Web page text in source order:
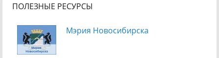
ПОЛЕЗНЫЕ РЕСУРСЫ
Мэрия Новосибирска